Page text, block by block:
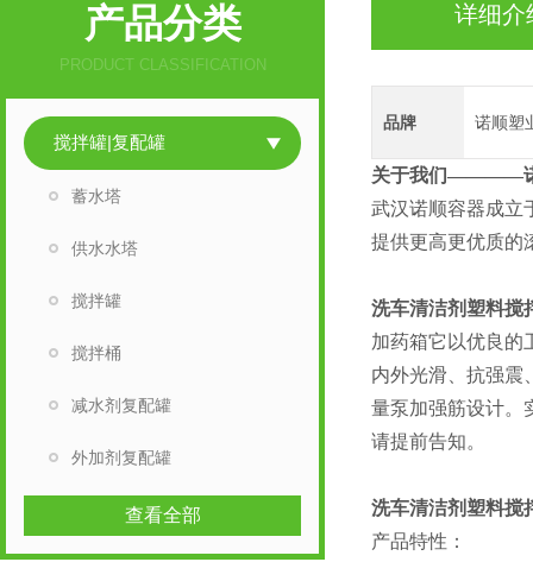
产品分类
PRODUCT CLASSIFICATION
搅拌罐|复配罐
蓄水塔
供水水塔
搅拌罐
搅拌桶
减水剂复配罐
外加剂复配罐
查看全部
详细介
品牌 诺顺塑
关于我们————
武汉诺顺容器成立
提供更高更优质的
洗车清洁剂塑料搅
加药箱它以优良的
内外光滑、抗强震
量泵加强筋设计。
请提前告知。
洗车清洁剂塑料搅
产品特性：